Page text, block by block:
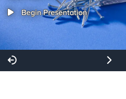
Begin Presentation